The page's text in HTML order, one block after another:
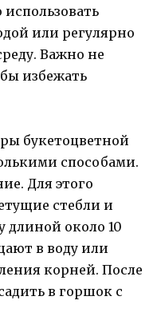
или регулярно
Важно не
избежать
букетоцветной
способами.
Для этого
стебли и
длиной около 10
в воду или
корней. После
в горшок с